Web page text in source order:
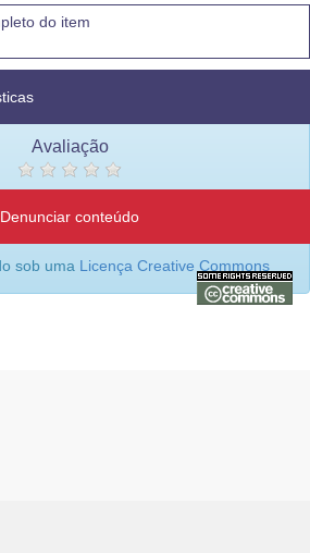
do item
Avaliação
Denunciar conteúdo
sob uma Licença Creative Commons